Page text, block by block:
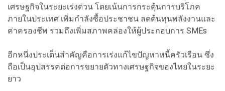
เศรษฐกิจในระยะเร่งด่วน โดยเน้นการกระตุ้นการบริโภค
ภายในประเทศ เพิ่มกำลังซื้อประชาชน ลดต้นทุนพลังงานและ
ค่าครองชีพ รวมถึงเพิ่มสภาพคล่องให้ผู้ประกอบการ SMEs
อีกหนึ่งประเด็นสำคัญคือการเร่งแก้ไขปัญหาหนี้ครัวเรือน ซึ่ง
ถือเป็นอุปสรรคต่อการขยายตัวทางเศรษฐกิจของไทยในระยะ
ยาว